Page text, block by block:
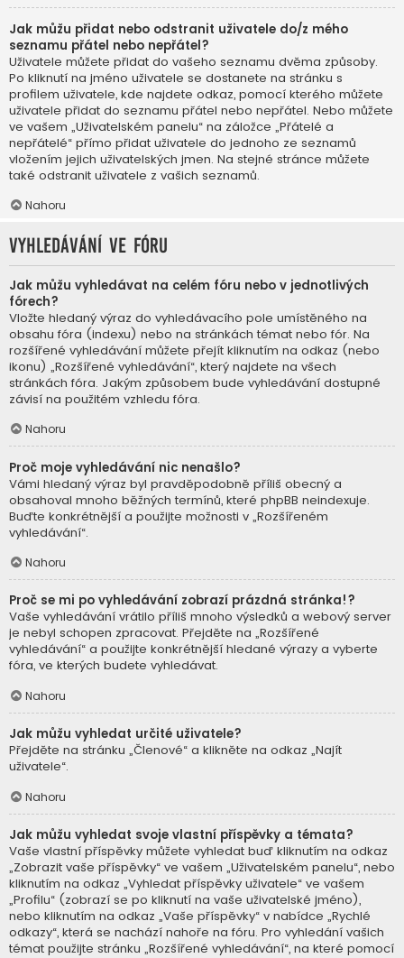
Jak můžu přidat nebo odstranit uživatele do/z mého
seznamu přátel nebo nepřátel?
Uživatele můžete přidat do vašeho seznamu dvěma způsoby.
Po kliknutí na jméno uživatele se dostanete na stránku s
profilem uživatele, kde najdete odkaz, pomocí kterého můžete
uživatele přidat do seznamu přátel nebo nepřátel. Nebo můžete
ve vašem „Uživatelském panelu“ na záložce „Přátelé a
nepřátelé“ přímo přidat uživatele do jednoho ze seznamů
vložením jejich uživatelských jmen. Na stejné stránce můžete
také odstranit uživatele z vašich seznamů.
Nahoru
Vyhledávání ve fóru
Jak můžu vyhledávat na celém fóru nebo v jednotlivých
fórech?
Vložte hledaný výraz do vyhledávacího pole umístěného na
obsahu fóra (indexu) nebo na stránkách témat nebo fór. Na
rozšířené vyhledávání můžete přejít kliknutím na odkaz (nebo
ikonu) „Rozšířené vyhledávání“, který najdete na všech
stránkách fóra. Jakým způsobem bude vyhledávání dostupné
závisí na použitém vzhledu fóra.
Nahoru
Proč moje vyhledávání nic nenašlo?
Vámi hledaný výraz byl pravděpodobně příliš obecný a
obsahoval mnoho běžných termínů, které phpBB neindexuje.
Buďte konkrétnější a použijte možnosti v „Rozšířeném
vyhledávání“.
Nahoru
Proč se mi po vyhledávání zobrazí prázdná stránka!?
Vaše vyhledávání vrátilo příliš mnoho výsledků a webový server
je nebyl schopen zpracovat. Přejděte na „Rozšířené
vyhledávání“ a použijte konkrétnější hledané výrazy a vyberte
fóra, ve kterých budete vyhledávat.
Nahoru
Jak můžu vyhledat určité uživatele?
Přejděte na stránku „Členové“ a klikněte na odkaz „Najít
uživatele“.
Nahoru
Jak můžu vyhledat svoje vlastní příspěvky a témata?
Vaše vlastní příspěvky můžete vyhledat buď kliknutím na odkaz
„Zobrazit vaše příspěvky“ ve vašem „Uživatelském panelu“, nebo
kliknutím na odkaz „Vyhledat příspěvky uživatele“ ve vašem
„Profilu“ (zobrazí se po kliknutí na vaše uživatelské jméno),
nebo kliknutím na odkaz „Vaše příspěvky“ v nabídce „Rychlé
odkazy“, která se nachází nahoře na fóru. Pro vyhledání vašich
témat použijte stránku „Rozšířené vyhledávání“, na které pomocí